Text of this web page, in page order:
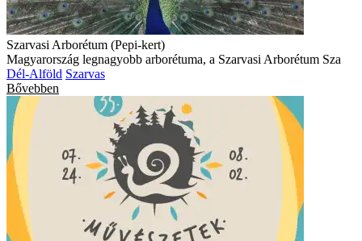
Szarvasi Arborétum (Pepi-kert)
Magyarország legnagyobb arborétuma, a Szarvasi Arborétum Sza
Dél-Alföld Szarvas
Bővebben